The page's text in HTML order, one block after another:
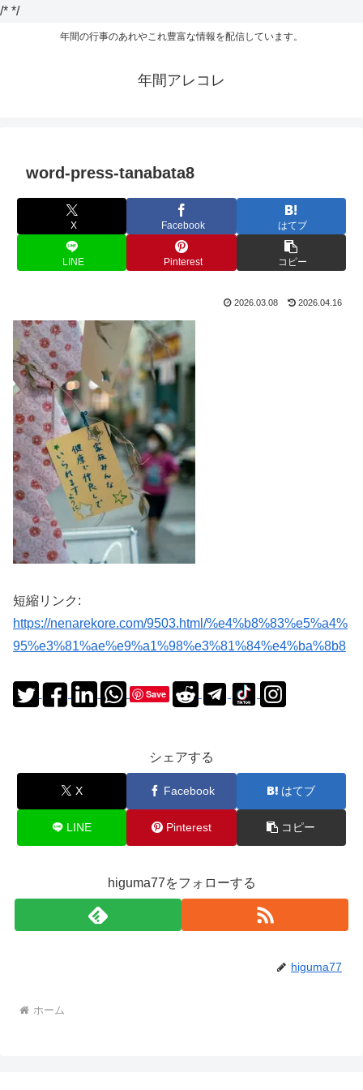
/* */
年間の行事のあれやこれ豊富な情報を配信しています。
年間アレコレ
word-press-tanabata8
X Facebook はてブ
LINE Pinterest コピー
2026.03.08 2026.04.16
短縮リンク:
https://nenarekore.com/9503.html/%e4%b8%83%e5%a4%
95%e3%81%ae%e9%a1%98%e3%81%84%e4%ba%8b8
Save
シェアする
X Facebook はてブ
LINE Pinterest コピー
higuma77をフォローする
higuma77
ホーム